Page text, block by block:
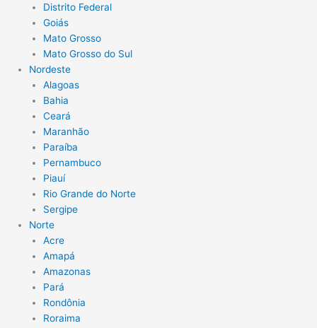
Distrito Federal
Goiás
Mato Grosso
Mato Grosso do Sul
Nordeste
Alagoas
Bahia
Ceará
Maranhão
Paraíba
Pernambuco
Piauí
Rio Grande do Norte
Sergipe
Norte
Acre
Amapá
Amazonas
Pará
Rondônia
Roraima